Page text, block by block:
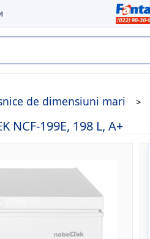
de dimensiuni mari
NCF-199E, 198 L, A+